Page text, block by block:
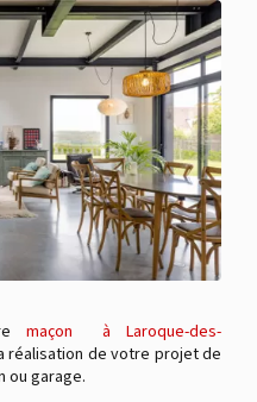
maçon à Laroque-des-
réalisation de votre projet de
ou garage.